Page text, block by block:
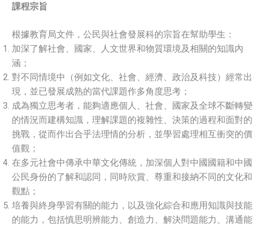
課程宗旨
根據教育局文件，公民與社會發展科的宗旨在幫助學生：
加深了解社會、國家、人文世界和物質環境及相關的知識內
涵；
對不同情境中（例如文化、社會、經濟、政治及科技）經常出
現，並已發展成熟的當代課題作多角度思考；
成為獨立思考者，能夠適應個人、社會、國家及全球不斷轉變
的情況而建構知識，理解課題的複雜性、決策的過程和面對的
挑戰，從而作出合乎法理情的分析，並學習處理相互衝突的價
值觀；
在多元社會中傳承中華文化傳統，加深個人對中國國籍和中國
公民身份的了解和認同，同時欣賞、尊重和接納不同的文化和
觀點；
培養與終身學習有關的能力，以及強化綜合和應用知識與技能
的能力，包括慎思明辨能力、創造力、解決問題能力、溝通能